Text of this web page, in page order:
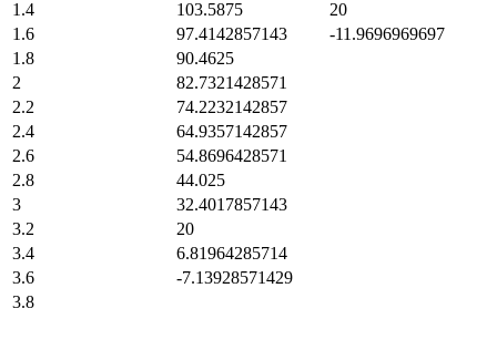
1.4 103.5875
20
1.6
97.4142857143
-11.9696969697
1.8
90.4625
2
82.7321428571
2.2
74.2232142857
2.4
64.9357142857
2.6
54.8696428571
2.8
44.025
3
32.4017857143
3.2
20
3.4
6.81964285714
3.6
-7.13928571429
3.8